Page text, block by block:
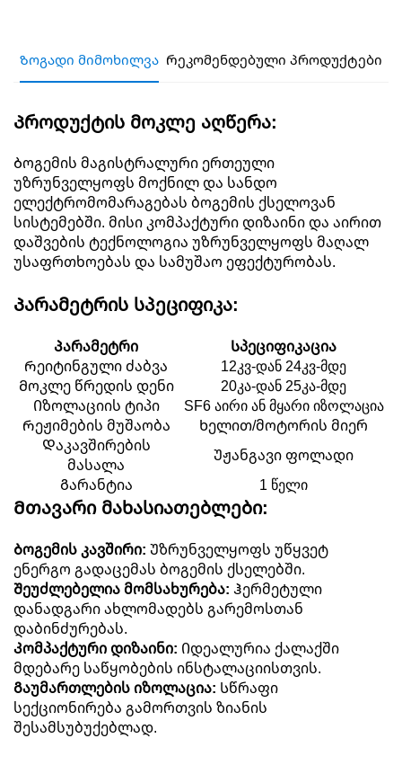
Ზოგადი მიმოხილვა Რეკომენდებული პროდუქტები
Პროდუქტის მოკლე აღწერა:
Ბოგემის მაგისტრალური ერთეული
უზრუნველყოფს მოქნილ და სანდო
ელექტრომომარაგებას ბოგემის ქსელოვან
სისტემებში. მისი კომპაქტური დიზაინი და აირით
დაშვების ტექნოლოგია უზრუნველყოფს მაღალ
უსაფრთხოებას და სამუშაო ეფექტურობას.
Პარამეტრის სპეციფიკა:
Პარამეტრი
Სპეციფიკაცია
Რეიტინგული ძაბვა
12კვ-დან 24კვ-მდე
Მოკლე წრედის დენი
20კა-დან 25კა-მდე
Იზოლაციის ტიპი
SF6 აირი ან მყარი იზოლაცია
Რეჟიმების მუშაობა
Ხელით/მოტორის მიერ
Დაკავშირების
მასალა
Უჟანგავი ფოლადი
Გარანტია
1 წელი
Მთავარი მახასიათებლები:
Ბოგემის კავშირი: Უზრუნველყოფს უწყვეტ
ენერგო გადაცემას ბოგემის ქსელებში.
Შეუძლებელია მომსახურება: Ჰერმეტული
დანადგარი ახლომადებს გარემოსთან
დაბინძურებას.
Კომპაქტური დიზაინი: Იდეალურია ქალაქში
მდებარე საწყობების ინსტალაციისთვის.
Გაუმართლების იზოლაცია: Სწრაფი
სექციონირება გამორთვის ზიანის
შესამსუბუქებლად.